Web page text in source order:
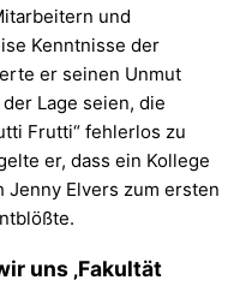
und
Kenntnisse der
er seinen Unmut
Lage seien, die
Frutti“ fehlerlos zu
er, dass ein Kollege
Jenny Elvers zum ersten
uns ‚Fakultät